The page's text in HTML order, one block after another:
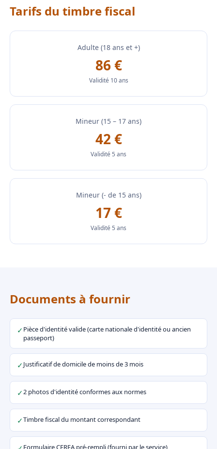
Tarifs du timbre fiscal
Adulte (18 ans et +)
86 €
Validité 10 ans
Mineur (15 – 17 ans)
42 €
Validité 5 ans
Mineur (- de 15 ans)
17 €
Validité 5 ans
Documents à fournir
✓ Pièce d'identité valide (carte nationale d'identité ou ancien
passeport)
✓Justificatif de domicile de moins de 3 mois
✓2 photos d'identité conformes aux normes
✓Timbre fiscal du montant correspondant
Formulaire CERFA pré-rempli (fourni par le service)